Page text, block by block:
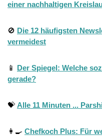
einer nachhaltigen
🚫 Die 12 häufigsten
vermeidest
📱 Der Spiegel: Welche
gerade?
💝 Alle 11 Minuten ...
👩‍🍳 Chefkoch Plus: Für